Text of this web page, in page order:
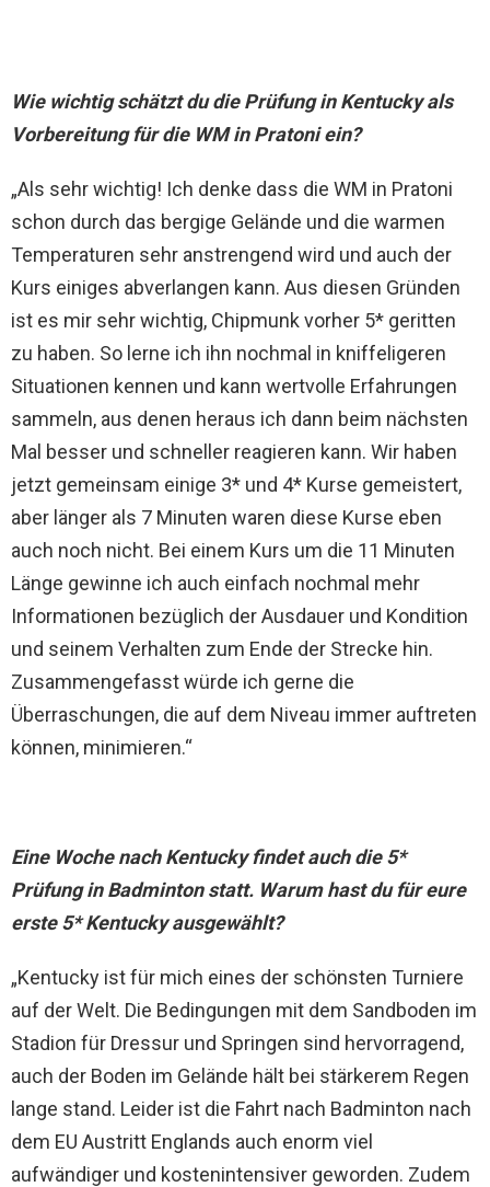
Wie wichtig schätzt du die Prüfung in Kentucky als
Vorbereitung für die WM in Pratoni ein?
„Als sehr wichtig! Ich denke dass die WM in Pratoni
schon durch das bergige Gelände und die warmen
Temperaturen sehr anstrengend wird und auch der
Kurs einiges abverlangen kann. Aus diesen Gründen
ist es mir sehr wichtig, Chipmunk vorher 5* geritten
zu haben. So lerne ich ihn nochmal in kniffeligeren
Situationen kennen und kann wertvolle Erfahrungen
sammeln, aus denen heraus ich dann beim nächsten
Mal besser und schneller reagieren kann. Wir haben
jetzt gemeinsam einige 3* und 4* Kurse gemeistert,
aber länger als 7 Minuten waren diese Kurse eben
auch noch nicht. Bei einem Kurs um die 11 Minuten
Länge gewinne ich auch einfach nochmal mehr
Informationen bezüglich der Ausdauer und Kondition
und seinem Verhalten zum Ende der Strecke hin.
Zusammengefasst würde ich gerne die
Überraschungen, die auf dem Niveau immer auftreten
können, minimieren.“
Eine Woche nach Kentucky findet auch die 5*
Prüfung in Badminton statt. Warum hast du für eure
erste 5* Kentucky ausgewählt?
„Kentucky ist für mich eines der schönsten Turniere
auf der Welt. Die Bedingungen mit dem Sandboden im
Stadion für Dressur und Springen sind hervorragend,
auch der Boden im Gelände hält bei stärkerem Regen
lange stand. Leider ist die Fahrt nach Badminton nach
dem EU Austritt Englands auch enorm viel
aufwändiger und kostenintensiver geworden. Zudem